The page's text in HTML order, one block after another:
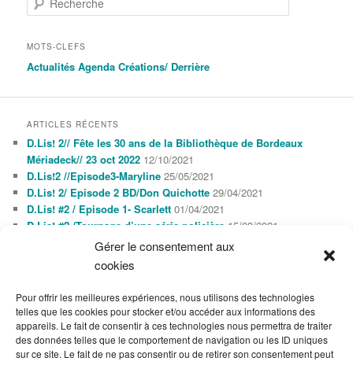
MOTS-CLEFS
Actualités Agenda Créations/ Derrière
ARTICLES RÉCENTS
D.Lis! 2// Fête les 30 ans de la Bibliothèque de Bordeaux
Mériadeck// 23 oct 2022 12/10/2021
D.Lis!2 //Episode3-Maryline 25/05/2021
D.Lis! 2/ Episode 2 BD/Don Quichotte 29/04/2021
D.Lis! #2 / Episode 1- Scarlett 01/04/2021
D.Lis! #2 /Tournage d’une série policière 15/03/2021
L M M J V S D
1
2
3
4 5 6 7 8
9
10
11 12 13 14 15
16
Gérer le consentement aux
cookies
Pour offrir les meilleures expériences, nous utilisons des technologies
telles que les cookies pour stocker et/ou accéder aux informations des
appareils. Le fait de consentir à ces technologies nous permettra de traiter
des données telles que le comportement de navigation ou les ID uniques
sur ce site. Le fait de ne pas consentir ou de retirer son consentement peut